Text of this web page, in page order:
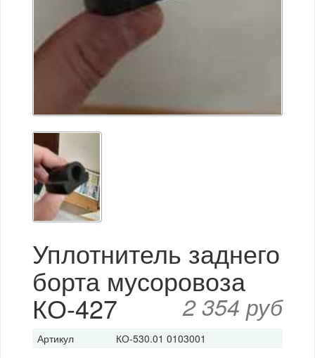
Уплотнитель заднего
борта мусоровоза
КО-427 2 354 руб
Артикул КО-530.01 0103001